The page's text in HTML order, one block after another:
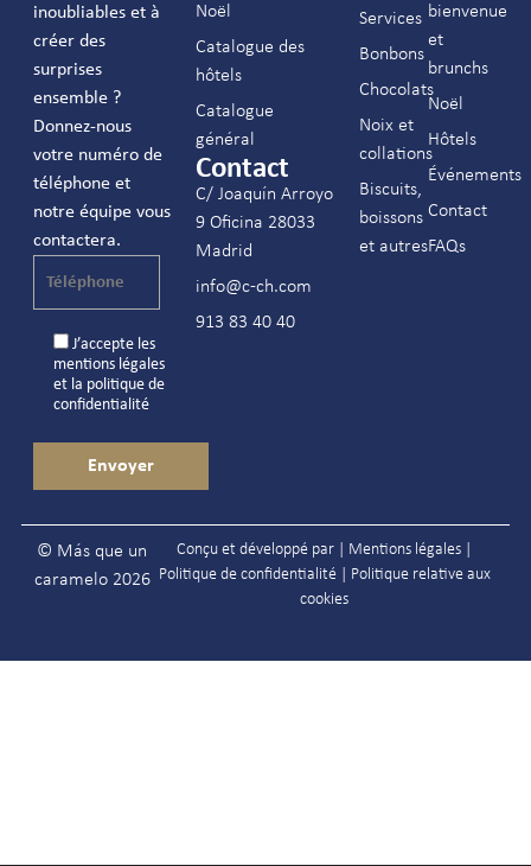
inoubliables et à
créer des
surprises
ensemble ?
Donnez-nous
votre numéro de
téléphone et
notre équipe vous
contactera.
J’accepte les
mentions légales
et la politique de
confidentialité
Noël
Catalogue des
hôtels
Catalogue
général
Contact
C/ Joaquín Arroyo
9 Oficina 28033
Madrid
info@c-ch.com
913 83 40 40
Services
Bonbons
Chocolats
Noix et
collations
Biscuits,
boissons
et autres
bienvenue
et
brunchs
Noël
Hôtels
Événements
Contact
FAQs
© Más que un
caramelo 2026
Conçu et développé par | Mentions légales
Politique de confidentialité| Politique relative aux
cookies